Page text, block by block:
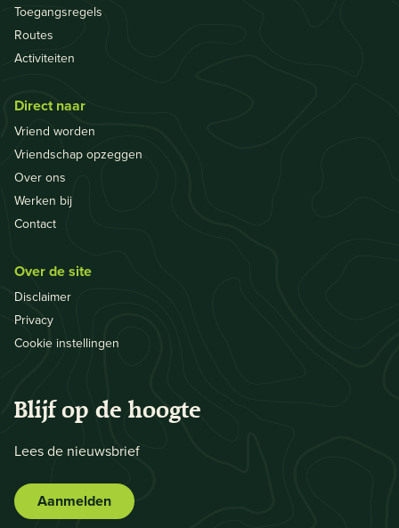
Toegangsregels
Routes
Activiteiten
Direct naar
Vriend worden
Vriendschap opzeggen
Over ons
Werken bij
Contact
Over de site
Disclaimer
Privacy
Cookie instellingen
Blijf op de hoogte
Lees de nieuwsbrief
Aanmelden